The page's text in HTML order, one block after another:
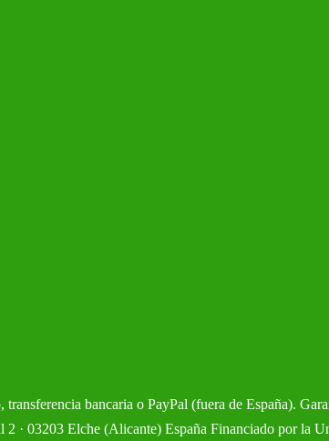
bancaria o PayPal (fuera de España).
03203 Elche (Alicante) España Financiado por la